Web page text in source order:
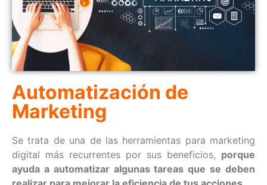
Automatización de
Marketing
Se trata de una de las herramientas para marketing
digital más recurrentes por sus beneficios, porque
ayuda a automatizar algunas tareas que se deben